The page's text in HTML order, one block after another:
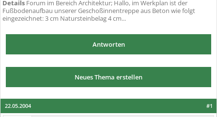
Details Forum im Bereich Architektur; Hallo, im Werkplan ist der
Fußbodenaufbau unserer Geschoßinnentreppe aus Beton wie folgt
eingezeichnet: 3 cm Natursteinbelag 4 cm...
Antworten
Neues Thema erstellen
#1
22.05.2004